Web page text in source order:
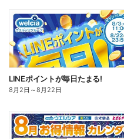
LINEポイントが毎日たまる!
8月2日 ～8月22日